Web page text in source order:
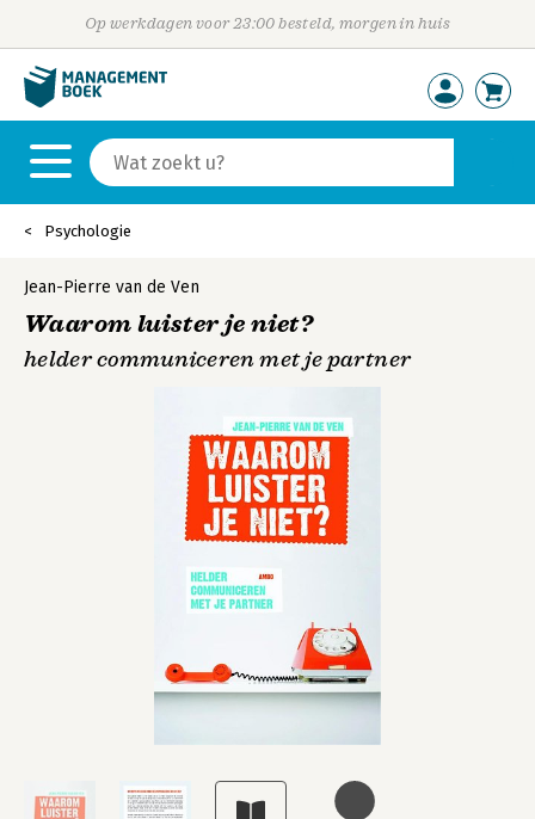
Op werkdagen voor 23:00 besteld, morgen in huis
Psychologie
Jean-Pierre van de Ven
Waarom luister je niet?
helder communiceren met je partner